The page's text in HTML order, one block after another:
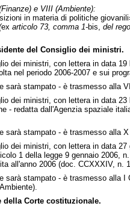
e VIII (Ambiente):
in materia di politiche
ex articolo 73, comma 1-bis, del
del Consiglio dei ministri.
dei ministri, con lettera in data
nel periodo 2006-2007 e sui
sarà stampato - è trasmesso alla
dei ministri, con lettera in data
- redatta dall'Agenzia spaziale
sarà stampato - è trasmesso alla
dei ministri, con lettera in data
1 della legge 9 gennaio 2006,
all'anno 2006 (doc. CCXXXIV, n.
sarà stampato - è trasmesso alla
della Corte costituzionale.